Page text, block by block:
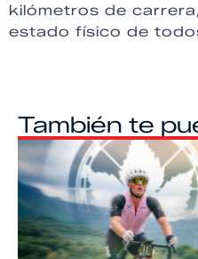
kilómetros de
estado físico de
También te